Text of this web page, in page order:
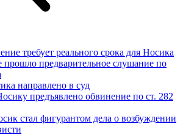
требует реального срока для Носика
предварительное слушание по
направлено в суд
предъявлено обвинение по ст. 282
стал фигурантом дела о возбуждении